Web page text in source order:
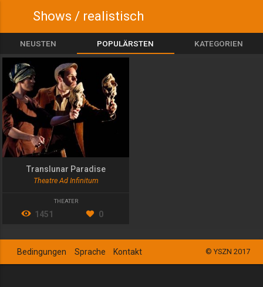
Shows / realistisch
NEUSTEN POPULÄRSTEN KATEGORIEN
Translunar Paradise
Theatre Ad Infinitum
THEATER
1451 0
© YSZN 2017
Bedingungen Sprache Kontakt